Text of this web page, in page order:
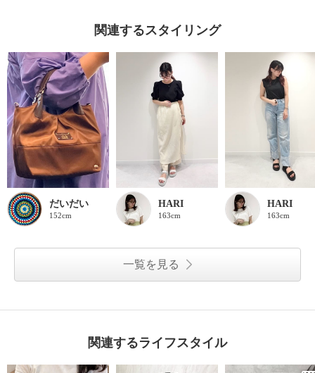
関連するスタイリング
だいだい
152cm
HARI
163cm
HARI
163cm
一覧を見る
関連するライフスタイル